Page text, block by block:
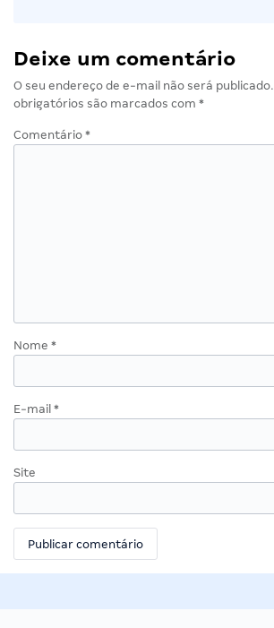
Deixe um comentário
O seu endereço de e-mail não será publicado.
obrigatórios são marcados com *
Comentário *
Nome *
E-mail *
Site